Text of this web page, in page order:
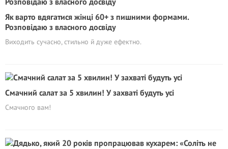
Як варто вдягатися жінці 60+ з пишними формами.
Розповідаю з власного досвіду
Виходить сучасно, стильно й дуже ефектно.
Смачний салат за 5 хвилин! У захваті будуть усі
Смачного вам!